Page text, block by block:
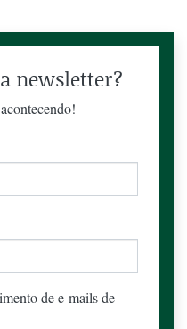
newsletter?
de e-mails de